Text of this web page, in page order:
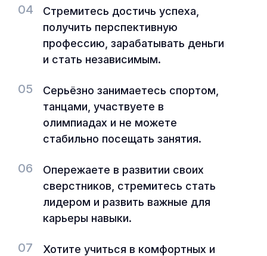
04
Стремитесь достичь успеха,
получить перспективную
профессию, зарабатывать деньги
и стать независимым.
05
Серьёзно занимаетесь спортом,
танцами, участвуете в
олимпиадах и не можете
стабильно посещать занятия.
06
Опережаете в развитии своих
сверстников, стремитесь стать
лидером и развить важные для
карьеры навыки.
07
Хотите учиться в комфортных и